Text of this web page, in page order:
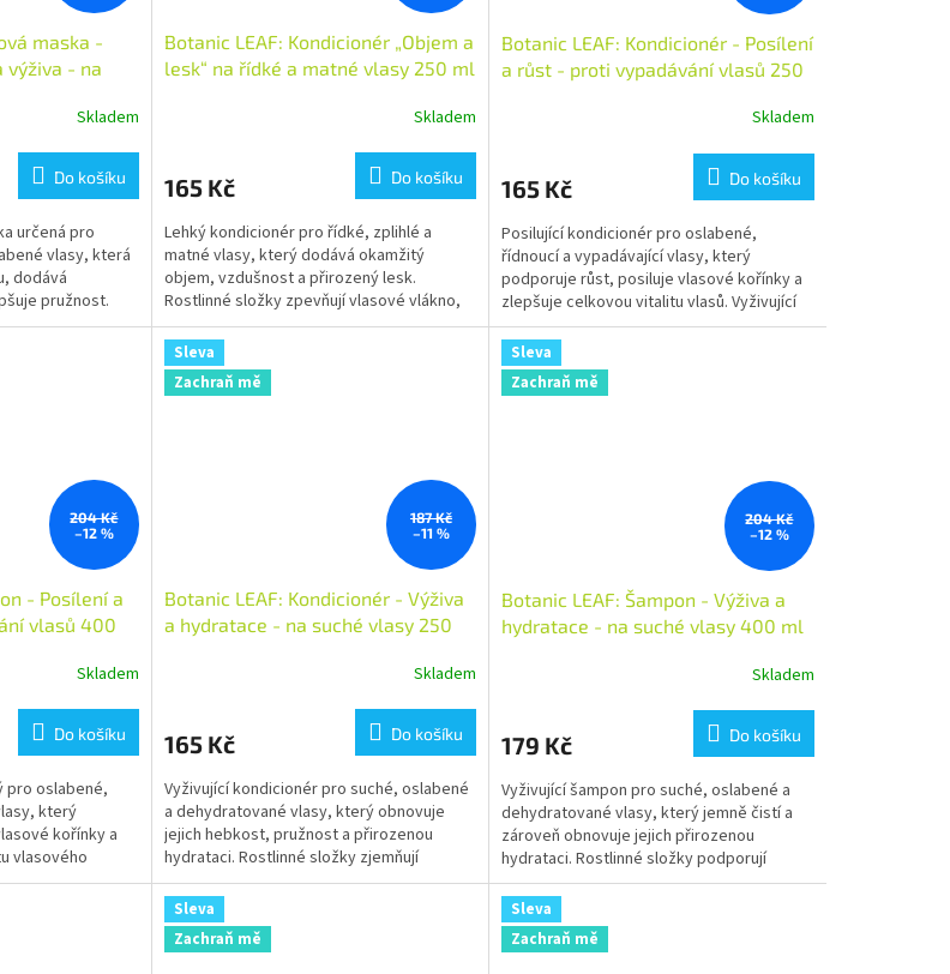
maska -
výživa - na
Skladem
Do košíku
určená pro
vlasy, která
dodává
pružnost.
Botanic LEAF: Kondicionér „Objem a
lesk“ na řídké a matné vlasy 250 ml
Skladem
165 Kč Do košíku
Lehký kondicionér pro řídké, zplihlé a
matné vlasy, který dodává okamžitý
objem, vzdušnost a přirozený lesk.
Rostlinné složky zpevňují vlasové vlákno,
zlepšují jeho strukturu a...
Botanic LEAF: Kondicionér - Posílení
a růst - proti vypadávání vlasů 250
Skladem
165 Kč Do košíku
Posilující kondicionér pro oslabené,
řídnoucí a vypadávající vlasy, který
podporuje růst, posiluje vlasové kořínky a
zlepšuje celkovou vitalitu vlasů. Vyživující
složky zjemňují...
204 Kč
–12 %
- Posílení a
vlasů 400
Skladem
Do košíku
pro oslabené,
který
kořínky a
vlasového
Sleva
Zachraň mě
187 Kč
–11 %
Botanic LEAF: Kondicionér - Výživa
a hydratace - na suché vlasy 250
Skladem
165 Kč Do košíku
Vyživující kondicionér pro suché, oslabené
a dehydratované vlasy, který obnovuje
jejich hebkost, pružnost a přirozenou
hydrataci. Rostlinné složky zjemňují
vlasové vlákno,...
Sleva
Zachraň mě
204 Kč
–12 %
Botanic LEAF: Šampon - Výživa a
hydratace - na suché vlasy 400 ml
Skladem
179 Kč Do košíku
Vyživující šampon pro suché, oslabené a
dehydratované vlasy, který jemně čistí a
zároveň obnovuje jejich přirozenou
hydrataci. Rostlinné složky podporují
hebkost, pružnost a...
Sleva
Zachraň mě
Sleva
Zachraň mě